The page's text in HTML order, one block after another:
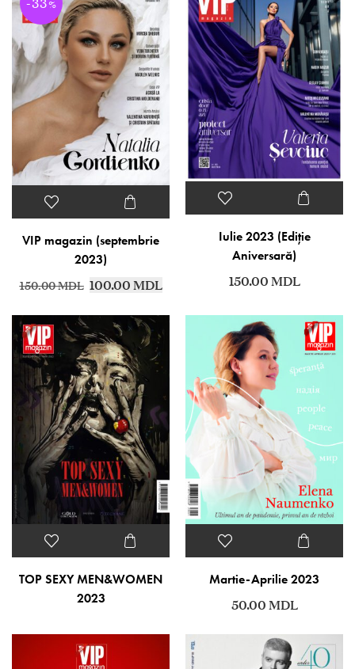
-33%
VIP magazin (septembrie
2023)
150.00MDL 100.00 MDL
Iulie 2023 (Ediție
Aniversară)
150.00 MDL
TOP SEXY MEN&WOMEN
2023
Martie-Aprilie 2023
50.00 MDL